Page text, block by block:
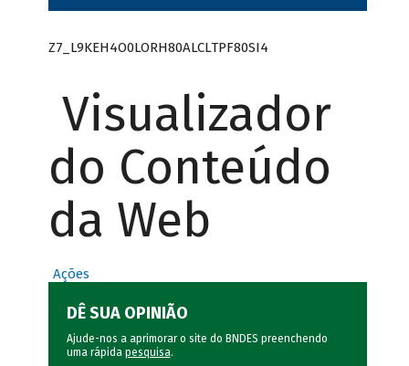
Z7_L9KEH4O0LORH80ALCLTPF80SI4
Visualizador
do Conteúdo
da Web
Ações
DÊ SUA OPINIÃO
Ajude-nos a aprimorar o site do BNDES preenchendo
uma rápida pesquisa.